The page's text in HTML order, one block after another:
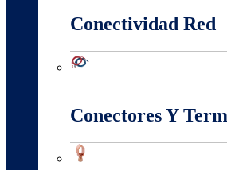
Conectividad Red
Conectores Y